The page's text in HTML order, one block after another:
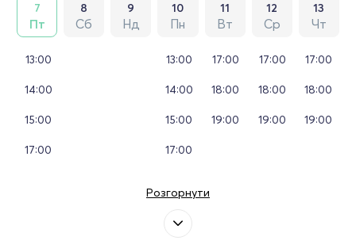
7
Пт
8
Сб
9
Нд
10
Пн
11
Вт
12
Ср
13
Чт
13:00
14:00
15:00
17:00
13:00
14:00
15:00
17:00
17:00
18:00
19:00
17:00
18:00
19:00
17:00
18:00
19:00
Розгорнути